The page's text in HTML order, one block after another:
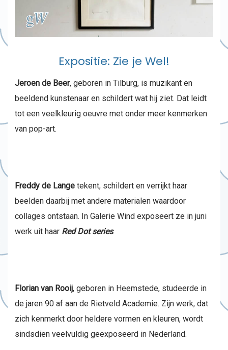
Expositie: Zie je Wel!
Jeroen de Beer, geboren in Tilburg, is muzikant en
beeldend kunstenaar en schildert wat hij ziet. Dat leidt
tot een veelkleurig oeuvre met onder meer kenmerken
van pop-art.
Freddy de Lange tekent, schildert en verrijkt haar
beelden daarbij met andere materialen waardoor
collages ontstaan. In Galerie Wind exposeert ze in juni
werk uit haar Red Dot series.
Florian van Rooij, geboren in Heemstede, studeerde in
de jaren 90 af aan de Rietveld Academie. Zijn werk, dat
zich kenmerkt door heldere vormen en kleuren, wordt
sindsdien veelvuldig geëxposeerd in Nederland.